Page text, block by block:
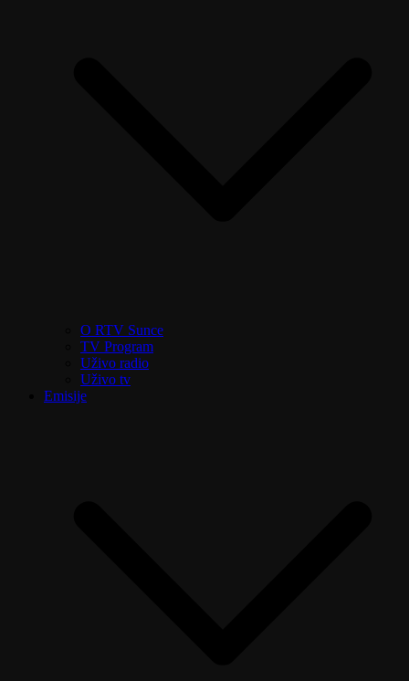
O RTV Sunce
TV Program
Uživo radio
Uživo tv
Emisije